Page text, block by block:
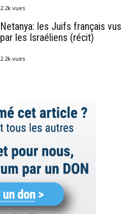
2.2k vues
Netanya: les Juifs français vus
par les Israéliens (récit)
2.2k vues